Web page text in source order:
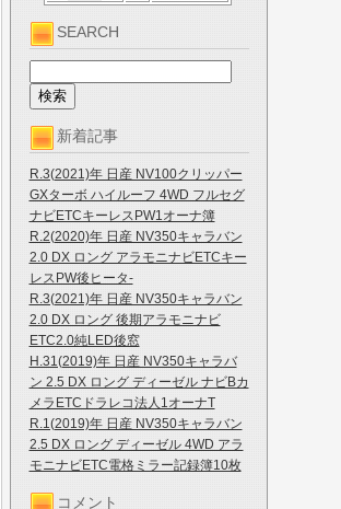
SEARCH
新着記事
R.3(2021)年 日産 NV100クリッパー
GXターボ ハイルーフ 4WD フルセグ
ナビETCキーレスPW1オーナ簿
R.2(2020)年 日産 NV350キャラバン
2.0 DX ロング アラモニナビETCキー
レスPW後ヒータ-
R.3(2021)年 日産 NV350キャラバン
2.0 DX ロング 後期アラモニナビ
ETC2.0純LED後窓
H.31(2019)年 日産 NV350キャラバ
ン 2.5 DX ロング ディーゼル ナビBカ
メラETCドラレコ法人1オーナT
R.1(2019)年 日産 NV350キャラバン
2.5 DX ロング ディーゼル 4WD アラ
モニナビETC電格ミラー記録簿10枚
コメント